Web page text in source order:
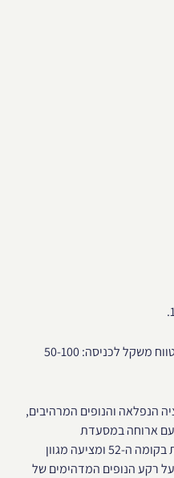
טווח גובה לכניסה: 130-210 ס"מ. טווח משקל לכניסה: 50-100
הנפלאה והנופים המרהיבים,
עם ארוחה במסעדת
Panorama 52. המסעדה ממוקמת בקומה ה-52 ומציעה מגוון
על רקע הנופים המדהימים של